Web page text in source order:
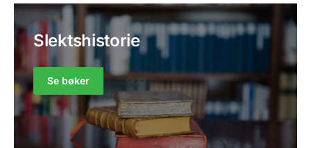
Slektshistorie
Se bøker